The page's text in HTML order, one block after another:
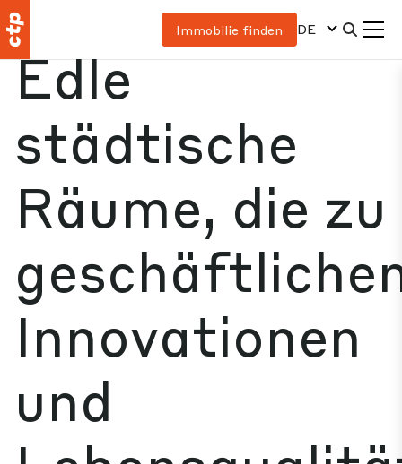
Immobilie finden DE
Edle
städtische
Räume, die zu
Innovationen
und